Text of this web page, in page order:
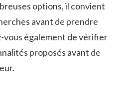
options, il convient
avant de prendre
vous également de vérifier
proposés avant de